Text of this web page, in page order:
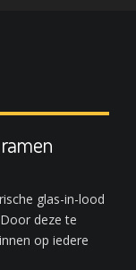
glas-in-lood
deze te
op iedere